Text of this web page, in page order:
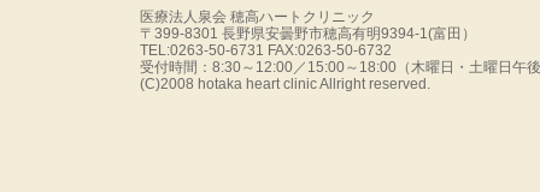
医療法人泉会 穂高ハートクリニック
〒399-8301 長野県安曇野市穂高有明9394-1(富田）
TEL:0263-50-6731 FAX:0263-50-6732
受付時間：8:30～12:00／15:00～18:00（木曜日・土曜日午
(C)2008 hotaka heart clinic Allright reserved.